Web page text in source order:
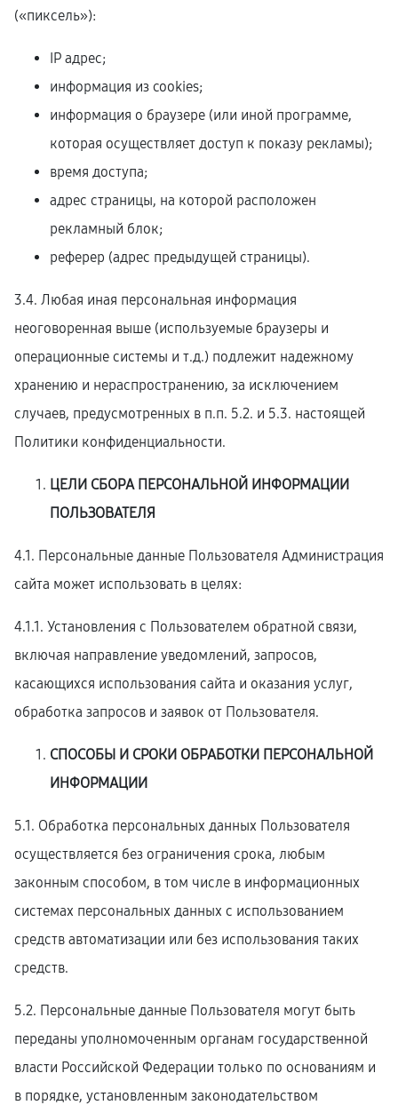
(«пиксель»):
IP адрес;
информация из cookies;
информация о браузере (или иной программе,
которая осуществляет доступ к показу рекламы);
время доступа;
адрес страницы, на которой расположен
рекламный блок;
реферер (адрес предыдущей страницы).
3.4. Любая иная персональная информация
неоговоренная выше (используемые браузеры и
операционные системы и т.д.) подлежит надежному
хранению и нераспространению, за исключением
случаев, предусмотренных в п.п. 5.2. и 5.3. настоящей
Политики конфиденциальности.
ЦЕЛИ СБОРА ПЕРСОНАЛЬНОЙ ИНФОРМАЦИИ
ПОЛЬЗОВАТЕЛЯ
4.1. Персональные данные Пользователя Администрация
сайта может использовать в целях:
4.1.1. Установления с Пользователем обратной связи,
включая направление уведомлений, запросов,
касающихся использования сайта и оказания услуг,
обработка запросов и заявок от Пользователя.
СПОСОБЫ И СРОКИ ОБРАБОТКИ ПЕРСОНАЛЬНОЙ
ИНФОРМАЦИИ
5.1. Обработка персональных данных Пользователя
осуществляется без ограничения срока, любым
законным способом, в том числе в информационных
системах персональных данных с использованием
средств автоматизации или без использования таких
средств.
5.2. Персональные данные Пользователя могут быть
переданы уполномоченным органам государственной
власти Российской Федерации только по основаниям и
в порядке, установленным законодательством